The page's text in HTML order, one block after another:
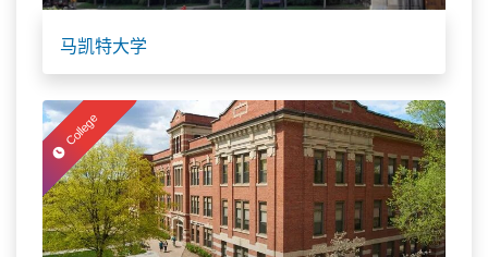
马凯特大学
College